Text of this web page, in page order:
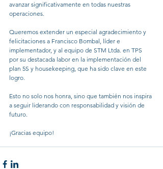
avanzar significativamente en todas nuestras
operaciones.
Queremos extender un especial agradecimiento y
felicitaciones a Francisco Bombal, líder e
implementador, y al equipo de STM Ltda. en TPS
por su destacada labor en la implementación del
plan 5S y housekeeping, que ha sido clave en este
logro.
Esto no solo nos honra, sino que también nos inspira
a seguir liderando con responsabilidad y visión de
futuro.
¡Gracias equipo!